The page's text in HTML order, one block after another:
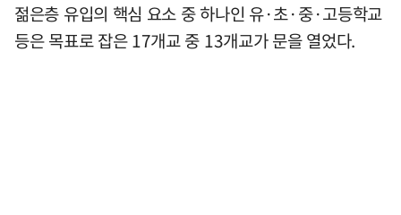
젊은층 유입의 핵심 요소 중 하나인 유·초·중·고등학교
등은 목표로 잡은 17개교 중 13개교가 문을 열었다.